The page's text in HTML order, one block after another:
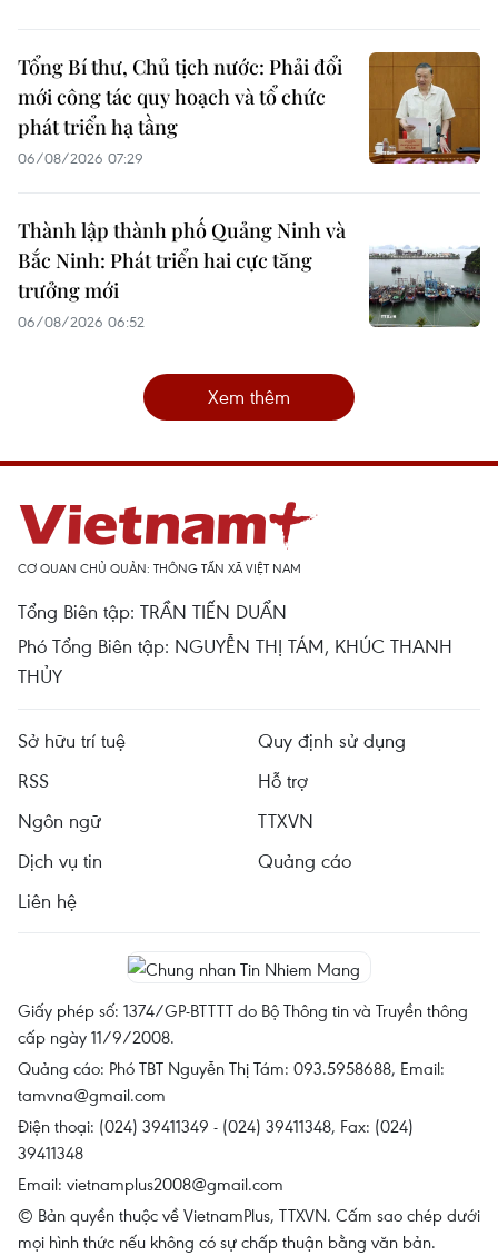
Tổng Bí thư, Chủ tịch nước: Phải đổi
mới công tác quy hoạch và tổ chức
phát triển hạ tầng
06/08/2026 07:29
Thành lập thành phố Quảng Ninh và
Bắc Ninh: Phát triển hai cực tăng
trưởng mới
06/08/2026 06:52
Xem thêm
CƠ QUAN CHỦ QUẢN: THÔNG TẤN XÃ VIỆT NAM
Tổng Biên tập: TRẦN TIẾN DUẨN
Phó Tổng Biên tập: NGUYỄN THỊ TÁM, KHÚC THANH
THỦY
Sở hữu trí tuệ
Quy định sử dụng
RSS
Hỗ trợ
Ngôn ngữ
TTXVN
Dịch vụ tin
Quảng cáo
Liên hệ
Giấy phép số: 1374/GP-BTTTT do Bộ Thông tin và Truyền thông
cấp ngày 11/9/2008.
Quảng cáo: Phó TBT Nguyễn Thị Tám: 093.5958688, Email:
tamvna@gmail.com
Điện thoại: (024) 39411349 - (024) 39411348, Fax: (024)
39411348
Email: vietnamplus2008@gmail.com
© Bản quyền thuộc về VietnamPlus, TTXVN. Cấm sao chép dưới
mọi hình thức nếu không có sự chấp thuận bằng văn bản.